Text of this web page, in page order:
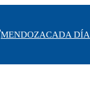
MENDOZACADA DÍA